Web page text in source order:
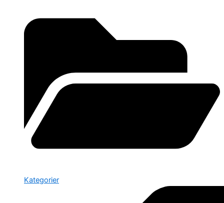
Kategorier